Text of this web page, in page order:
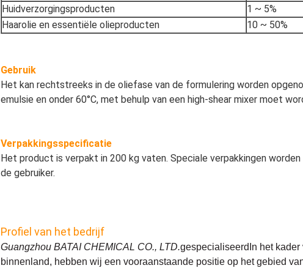
Huidverzorgingsproducten
1 ~ 5%
Haarolie en essentiële olieproducten
10 ~ 50%
Gebruik
Het kan rechtstreeks in de oliefase van de formulering worden
emulsie en onder 60°C, met behulp van een high-shear mixer moet
Verpakkingsspecificatie
Het product is verpakt in 200 kg vaten. Speciale verpakkingen
de gebruiker.
Profiel van het bedrijf
Guangzhou BATAI CHEMICAL CO., LTD.gespecialiseerd In het
binnenland, hebben wij een vooraanstaande positie op het gebied